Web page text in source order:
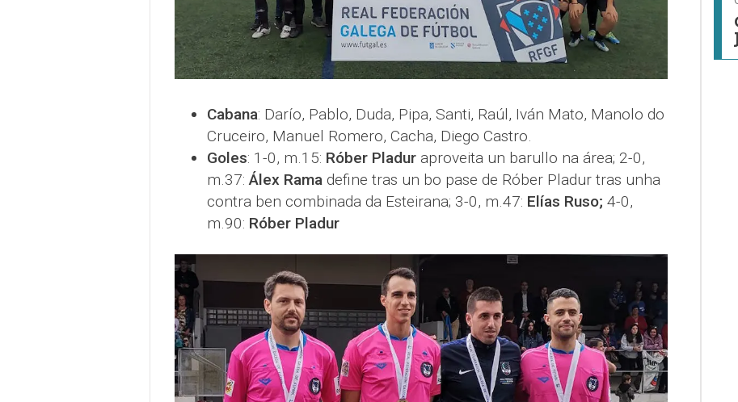
Cabana: Darío, Pablo, Duda, Pipa, Santi, Raúl, Iván Mato, Manolo do
Cruceiro, Manuel Romero, Cacha, Diego Castro.
Goles: 1-0, m.15: Róber Pladuraproveita un barullo na área; 2-0,
m.37:Álex Rama define tras un bo pase de Róber Pladur tras unha
contra ben combinada da Esteirana; 3-0, m.47: Elías Ruso; 4-0,
m.90: Róber Pladur